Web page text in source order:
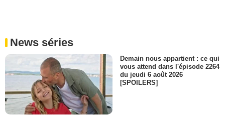
News séries
Demain nous appartient : ce qui
vous attend dans l'épisode 2264
du jeudi 6 août 2026
[SPOILERS]